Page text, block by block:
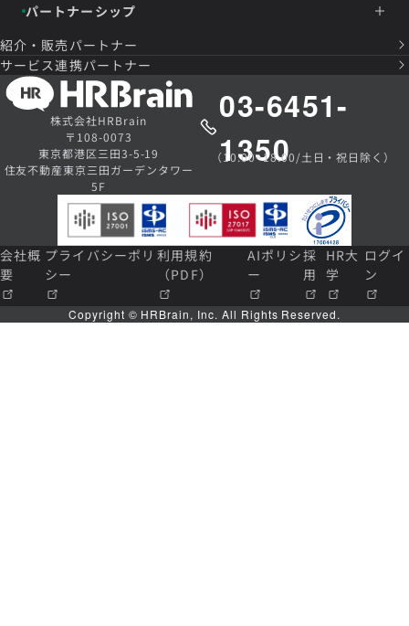
パートナーシップ
紹介・販売パートナー
サービス連携パートナー
株式会社HRBrain
〒108-0073
東京都港区三田3-5-19
住友不動産東京三田ガーデンタワー
5F
03-6451-
1350
（10:00~18:00/土日・祝日除く）
会社概
要
プライバシーポリ
シー
利用規約
（PDF）
AIポリシ
ー
採
用
HR大
学
ログイ
ン
Copyright © HRBrain, Inc. All Rights Reserved.